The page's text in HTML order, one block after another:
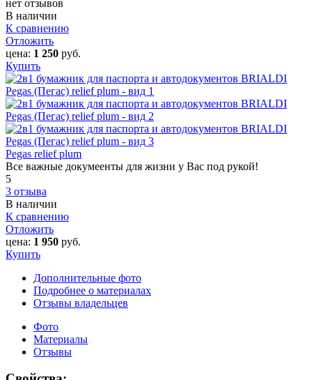
нет отзывов
В наличии
К сравнению
Отложить
цена: 1 250 руб.
Купить
Pegas relief plum
Все важные докумеенты для жизни у Вас под рукой!
5
3 отзыва
В наличии
К сравнению
Отложить
цена: 1 950 руб.
Купить
Дополнительные фото
Подробнее о материалах
Отзывы владельцев
Фото
Материалы
Отзывы